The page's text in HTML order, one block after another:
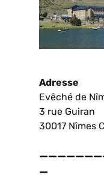
Adresse
Evêché de
3 rue Guiran
30017 Nîmes
—